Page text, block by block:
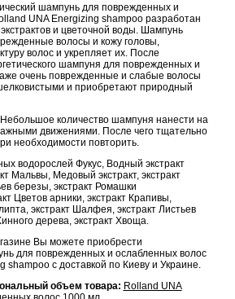
шампунь для поврежденных и
UNA Energizing shampoo разработан
и цветочной воды. Шампунь
волосы и кожу головы,
волос и укрепляет их. После
шампуня для поврежденных и
очень поврежденные и слабые волосы
и приобретают природный
Небольшое количество шампуня нанести на
движениями. После чего тщательно
необходимости повторить.
водорослей Фукус, Водный экстракт
Мальвы, Медовый экстракт, экстракт
березы, экстракт Ромашки
Цветов арники, экстракт Крапивы,
экстракт Шалфея, экстракт Листьев
дерева, экстракт Хвоща.
Вы можете приобрести
для поврежденных и ослабленных волос
shampoo с доставкой по Киеву и Украине.
объем товара: Rolland UNA